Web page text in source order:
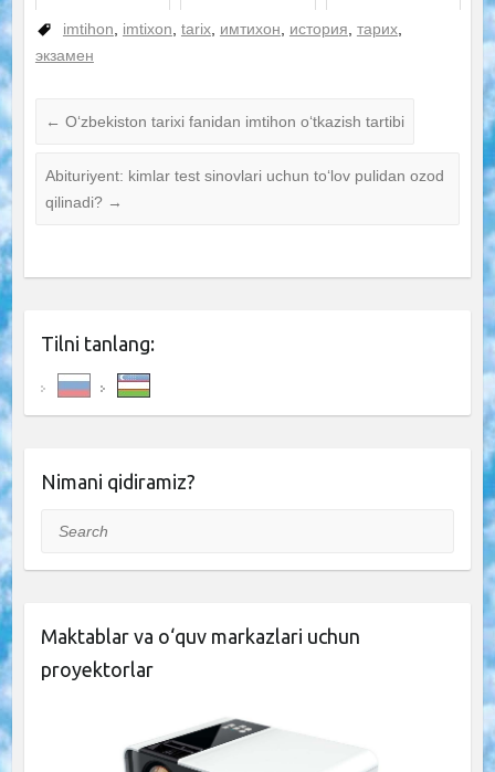
imtihon imtixon tarix, имтихон история тарих,
экзамен
← O‘zbekiston tarixi fanidan imtihon oʻtkazish tartibi
Abituriyent: kimlar test sinovlari uchun to‘lov pulidan ozod
qilinadi? →
Tilni tanlang:
Nimani qidiramiz?
Search
Maktablar va o‘quv markazlari uchun
proyektorlar